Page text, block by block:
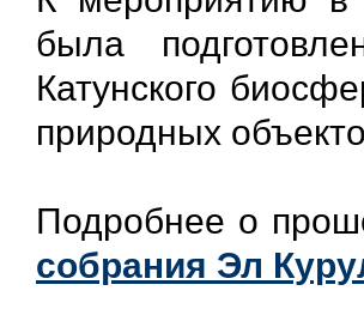
была
Катунского
природных
Подробнее о
собрания Эл